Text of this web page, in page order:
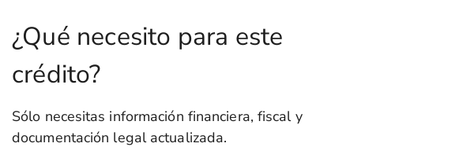
¿Qué necesito para este
crédito?
Sólo necesitas información financiera, fiscal y
documentación legal actualizada.